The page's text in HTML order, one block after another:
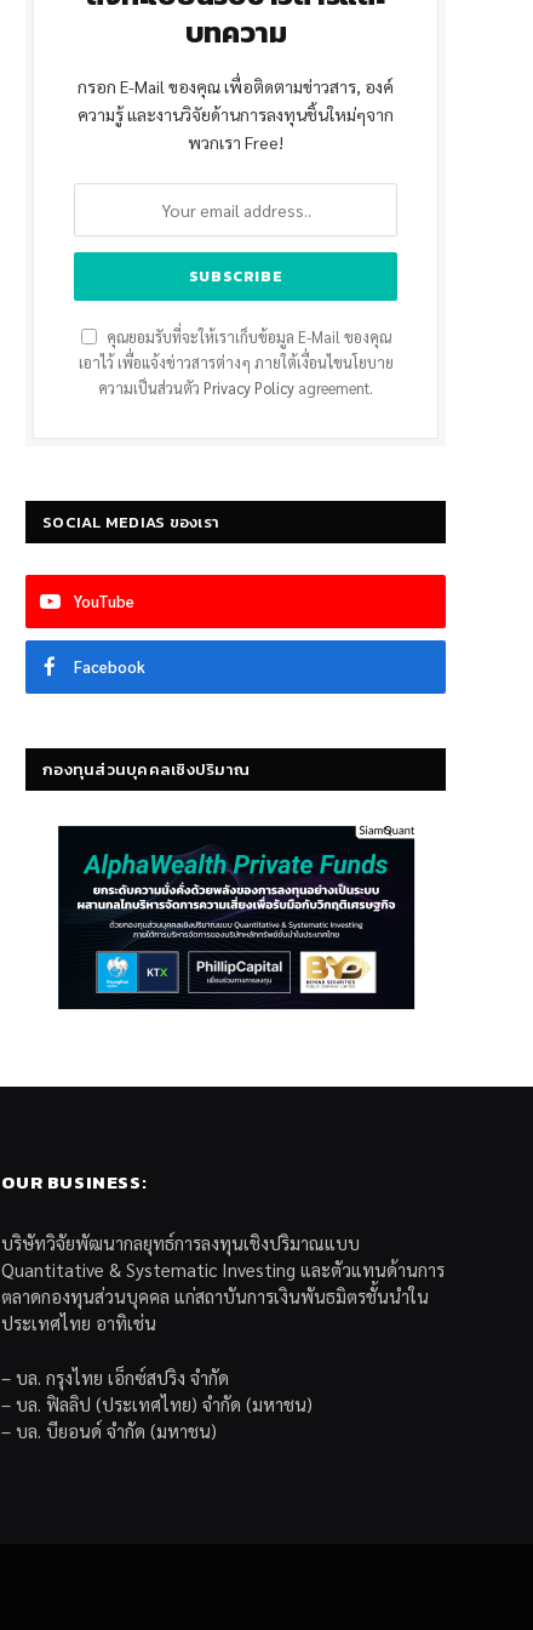
บทความ
กรอก E-Mail ของคุณ เพื่อติดตามข่าวสาร, องค์
ความรู้ และงานวิจัยด้านการลงทุนชิ้นใหม่ๆจาก
พวกเรา Free!
คุณยอมรับที่จะให้เราเก็บข้อมูล E-Mail ของคุณ
เอาไว้ เพื่อแจ้งข่าวสารต่างๆ ภายใต้เงื่อนไขนโยบาย
ความเป็นส่วนตัว Privacy Policy agreement.
SOCIAL MEDIAS ของเรา
YouTube
Facebook
กองทุนส่วนบุคคลเชิงปริมาณ
OUR BUSINESS:
บริษัทวิจัยพัฒนากลยุทธ์การลงทุนเชิงปริมาณแบบ
Quantitative & Systematic Investing และตัวแทนด้านการ
ตลาดกองทุนส่วนบุคคล แก่สถาบันการเงินพันธมิตรชั้นนำใน
ประเทศไทย อาทิเช่น
– บล. กรุงไทย เอ็กซ์สปริง จำกัด
– บล. ฟิลลิป (ประเทศไทย) จำกัด (มหาชน)
– บล. บียอนด์ จำกัด (มหาชน)